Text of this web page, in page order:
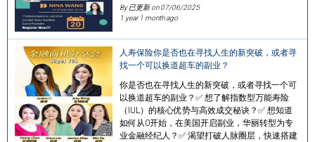
By 已更新 on07/06/2025
1 year 1 month ago
人寿保险你是否也在寻找人生的新突破，或者寻
找一个可以换道超车的副业？
你是否也在寻找人生的新突破，或者寻找一个可
以换道超车的副业？✅ 想了解指数型万能寿险
（IUL）的核心优势与高效成交秘诀？✅ 想知道
如何从0开始，在美国开启副业，华丽转型为专
业金融经纪人？✅ 渴望打破人脉圈层，快速搭建